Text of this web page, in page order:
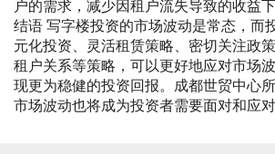
户的需求，减少因租户流失导致的收益下
结语 写字楼投资的市场波动是常态，而
元化投资、灵活租赁策略、密切关注政
租户关系等策略，可以更好地应对市场
现更为稳健的投资回报。成都世贸中心
市场波动也将成为投资者需要面对和应对